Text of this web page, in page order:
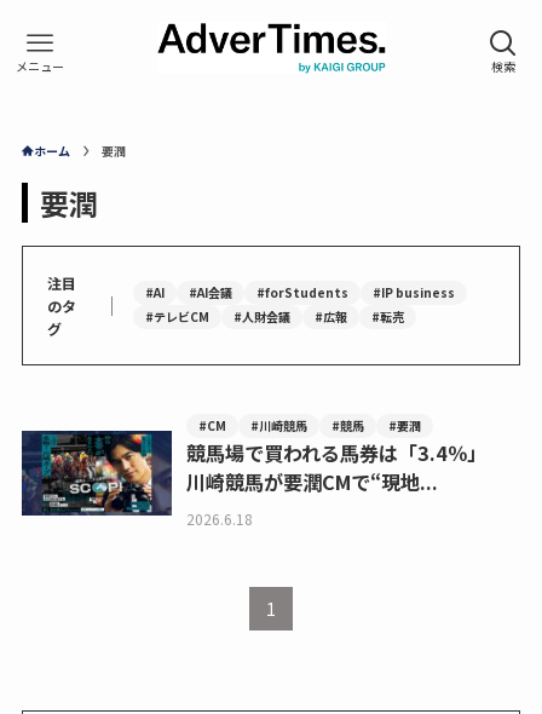
ホーム 要潤
要潤
注目
のタ
グ
｜ #AI #AI会議 #forStudents
#IP business
#テレビCM
#人財会議 #広報 #転売
#CM #川崎競馬 #競馬 #要潤
競馬場で買われる馬券は「3.4％」
川崎競馬が要潤CMで“現地...
2026.6.18
1